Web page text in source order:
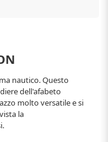
nautico. Questo
dell'afabeto
molto versatile e si
la